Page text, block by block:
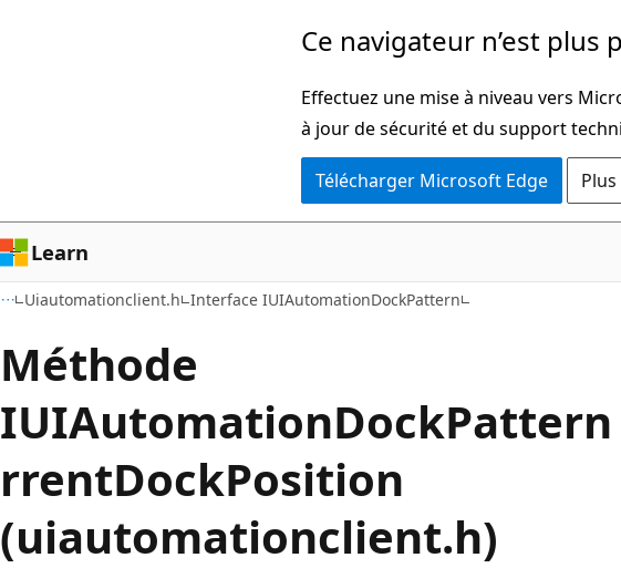
Ce navigateur n’est plus
Effectuez une mise à niveau vers
à jour de sécurité et du support
Télécharger Microsoft Edge
Learn
Uiautomationclient.h Interface IUIAutomationDockPattern
Méthode
IUIAutomationDockPattern
rrentDockPosition
(uiautomationclient.h)